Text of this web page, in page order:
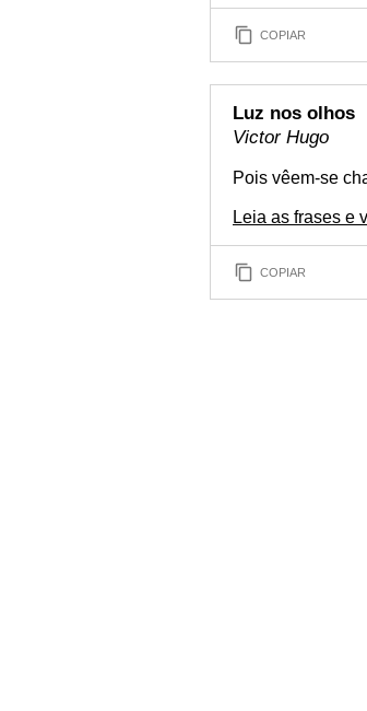
COPIAR
Luz nos olhos
Victor Hugo
Pois vêem-se
Leia as frases e
COPIAR